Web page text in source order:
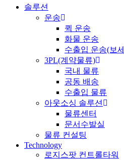
Menu
솔루션
운송
퀵 운송
화물 운송
수출입 운송(보
3PL(계약물류)
국내 물류
공동 배송
수출입 물류
아웃소싱 솔루션
물류센터
문서수발실
물류 컨설팅
Technology
로지스팟 컨트롤타워